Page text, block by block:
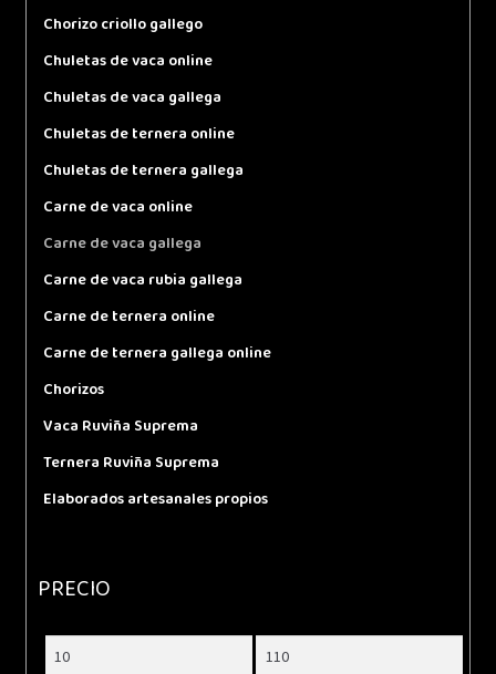
Chorizo criollo gallego
Chuletas de vaca online
Chuletas de vaca gallega
Chuletas de ternera online
Chuletas de ternera gallega
Carne de vaca online
Carne de vaca gallega
Carne de vaca rubia gallega
Carne de ternera online
Carne de ternera gallega online
Chorizos
Vaca Ruviña Suprema
Ternera Ruviña Suprema
Elaborados artesanales propios
PRECIO
Precio
Precio